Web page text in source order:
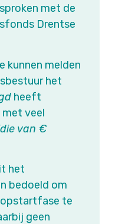
met de
Drentse
kunnen melden
het
heeft
met veel
van €
het
bedoeld om
te
geen